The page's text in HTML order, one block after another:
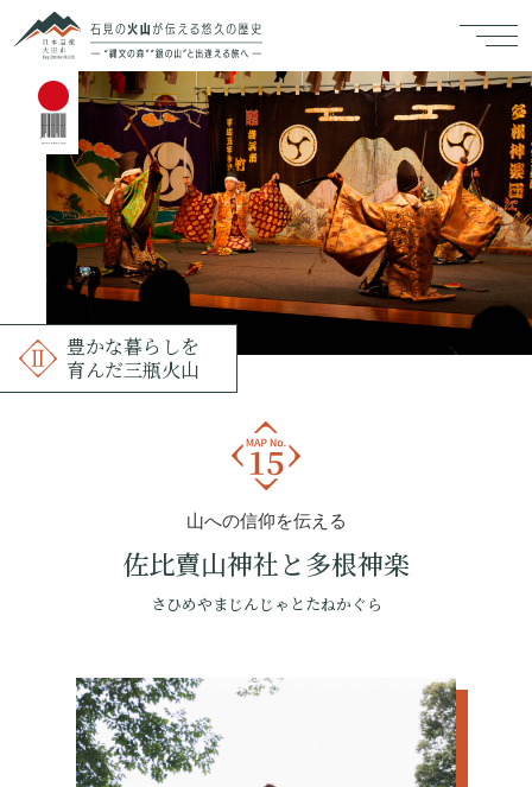
豊かな暮らしを
育んだ三瓶火山
山への信仰を伝える
佐比賣山神社と多根神楽
さひめやまじんじゃとたねかぐら